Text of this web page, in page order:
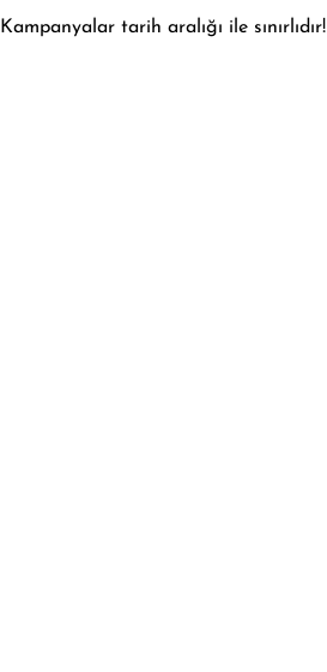
Kampanyalar tarih aralığı ile sınırlıdır!